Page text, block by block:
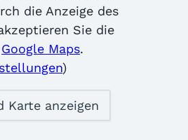
die Anzeige des
Sie die
Google Maps.
)
Karte anzeigen